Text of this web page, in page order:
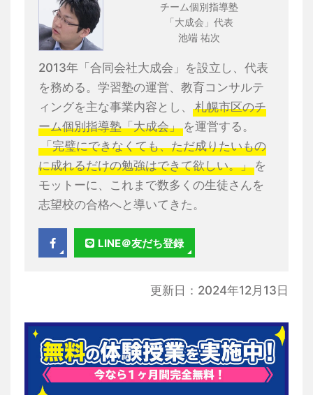
チーム個別指導塾
「大成会」代表
池端 祐次
2013年「合同会社大成会」を設立し、代表
を務める。学習塾の運営、教育コンサルテ
ィングを主な事業内容とし、
札幌市区のチ
ーム個別指導塾「大成会」 を運営する。
「完璧にできなくても、ただ成りたいもの
に成れるだけの勉強はできて欲しい。」 を
モットーに、これまで数多くの生徒さんを
志望校の合格へと導いてきた。
LINE＠友だち登録
更新日：2024年12月13日